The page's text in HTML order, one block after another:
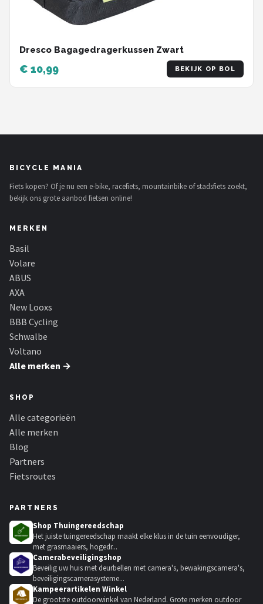
Dresco Bagagedragerkussen Zwart
€ 10,99 BEKIJK OP BOL
BICYCLE MANIA
Fiets kopen? Of je nu een e-bike, racefiets, mountainbike of stadsfiets zoekt,
bekijk ons grote aanbod fietsen online!
MERKEN
Basil
Volare
ABUS
AXA
New Looxs
BBB Cycling
Schwalbe
Voltano
Alle merken →
SHOP
Alle categorieën
Alle merken
Blog
Partners
Fietsroutes
PARTNERS
Shop Thuingereedschap
Het juiste tuingereedschap maakt elke klus in de tuin eenvoudiger,
met grasmaaiers, hogedr...
Camerabeveiligingshop
Beveilig uw huis met deurbellen met camera's, bewakingscamera's,
beveiligingscamerasysteme...
Kampeerartikelen Winkel
De grootste outdoorwinkel van Nederland. Grote merken outdoor